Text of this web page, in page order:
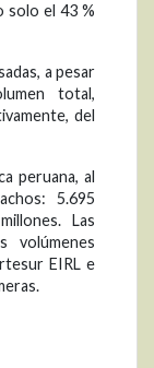
solo el 43 %
a pesar
total,
del
peruana, al
5.695
Las
volúmenes
EIRL e